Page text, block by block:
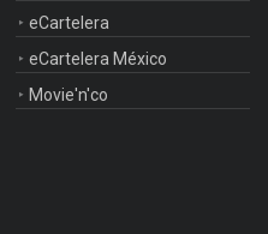
eCartelera
eCartelera México
Movie'n'co